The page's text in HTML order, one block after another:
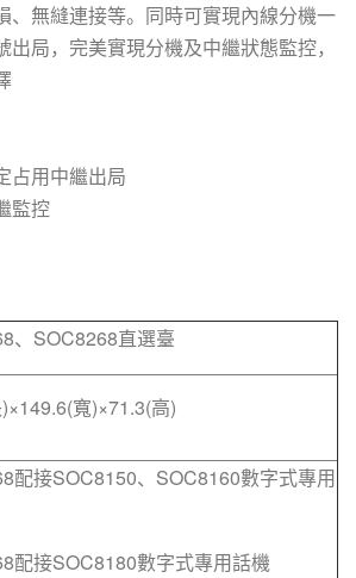
、無縫連接等。同時可實現內線分機一
局，完美實現分機及中繼狀態監控，
占用中繼出局
監控
、SOC8268直選臺
寬)×71.3(高)
配接SOC8150、SOC8160數字式專用
配接SOC8180數字式專用話機